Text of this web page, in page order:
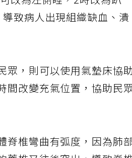
改為左側睡，2時改為趴
致病人出現組織缺血、潰
眾，則可以使用氣墊床協助
間改變充氣位置，協助民
脊椎彎曲有弧度，因為肺部